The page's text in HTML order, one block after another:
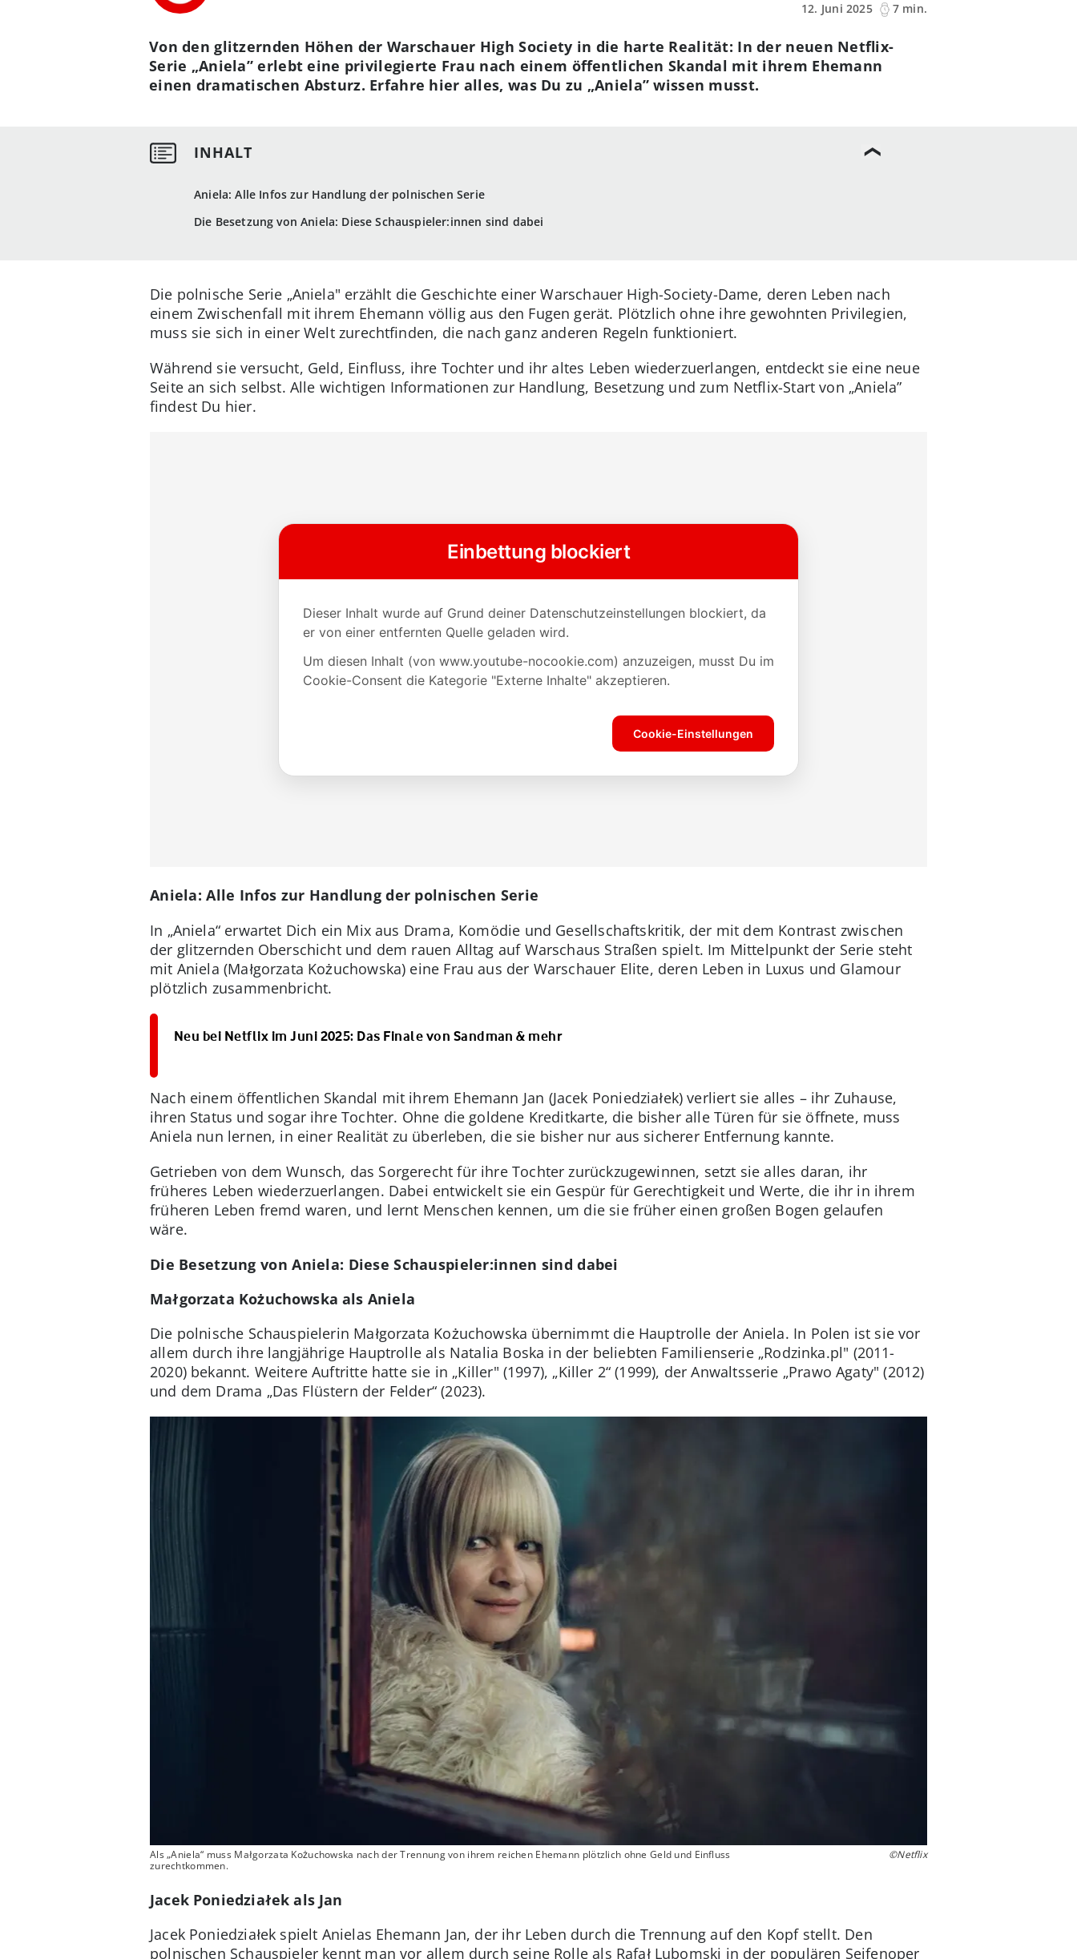
12. Juni 2025
7 min.
Aniela: Alle Infos zur Handlung der polnischen Serie
Die Besetzung von Aniela: Diese Schauspieler:innen sind dabei
Von den glitzernden Höhen der Warschauer High Society in die harte Realität: In der neuen Netflix-
Serie „Aniela” erlebt eine privilegierte Frau nach einem öffentlichen Skandal mit ihrem Ehemann
einen dramatischen Absturz. Erfahre hier alles, was Du zu „Aniela” wissen musst.
Die polnische Serie „Aniela" erzählt die Geschichte einer Warschauer High-Society-Dame, deren Leben nach
einem Zwischenfall mit ihrem Ehemann völlig aus den Fugen gerät. Plötzlich ohne ihre gewohnten Privilegien,
muss sie sich in einer Welt zurechtfinden, die nach ganz anderen Regeln funktioniert.
Während sie versucht, Geld, Einfluss, ihre Tochter und ihr altes Leben wiederzuerlangen, entdeckt sie eine neue
Seite an sich selbst. Alle wichtigen Informationen zur Handlung, Besetzung und zum Netflix-Start von „Aniela”
findest Du hier.
Aniela: Alle Infos zur Handlung der polnischen Serie
In „Aniela“ erwartet Dich ein Mix aus Drama, Komödie und Gesellschaftskritik, der mit dem Kontrast zwischen
der glitzernden Oberschicht und dem rauen Alltag auf Warschaus Straßen spielt. Im Mittelpunkt der Serie steht
mit Aniela (Małgorzata Kożuchowska) eine Frau aus der Warschauer Elite, deren Leben in Luxus und Glamour
plötzlich zusammenbricht.
Neu bei Netflix im Juni 2025: Das Finale von Sandman & mehr
Nach einem öffentlichen Skandal mit ihrem Ehemann Jan (Jacek Poniedziałek) verliert sie alles – ihr Zuhause,
ihren Status und sogar ihre Tochter. Ohne die goldene Kreditkarte, die bisher alle Türen für sie öffnete, muss
Aniela nun lernen, in einer Realität zu überleben, die sie bisher nur aus sicherer Entfernung kannte.
Getrieben von dem Wunsch, das Sorgerecht für ihre Tochter zurückzugewinnen, setzt sie alles daran, ihr
früheres Leben wiederzuerlangen. Dabei entwickelt sie ein Gespür für Gerechtigkeit und Werte, die ihr in ihrem
früheren Leben fremd waren, und lernt Menschen kennen, um die sie früher einen großen Bogen gelaufen
wäre.
Die Besetzung von Aniela: Diese Schauspieler:innen sind dabei
Małgorzata Kożuchowska als Aniela
Die polnische Schauspielerin Małgorzata Kożuchowska übernimmt die Hauptrolle der Aniela. In Polen ist sie vor
allem durch ihre langjährige Hauptrolle als Natalia Boska in der beliebten Familienserie „Rodzinka.pl" (2011-
2020) bekannt. Weitere Auftritte hatte sie in „Killer" (1997), „Killer 2“ (1999), der Anwaltsserie „Prawo Agaty" (2012)
und dem Drama „Das Flüstern der Felder“ (2023).
Als „Aniela“ muss Małgorzata Kożuchowska nach der Trennung von ihrem reichen Ehemann plötzlich ohne Geld und Einfluss
zurechtkommen.
©Netflix
Jacek Poniedziałek als Jan
Jacek Poniedziałek spielt Anielas Ehemann Jan, der ihr Leben durch die Trennung auf den Kopf stellt. Den
polnischen Schauspieler kennt man vor allem durch seine Rolle als Rafał Lubomski in der populären Seifenoper